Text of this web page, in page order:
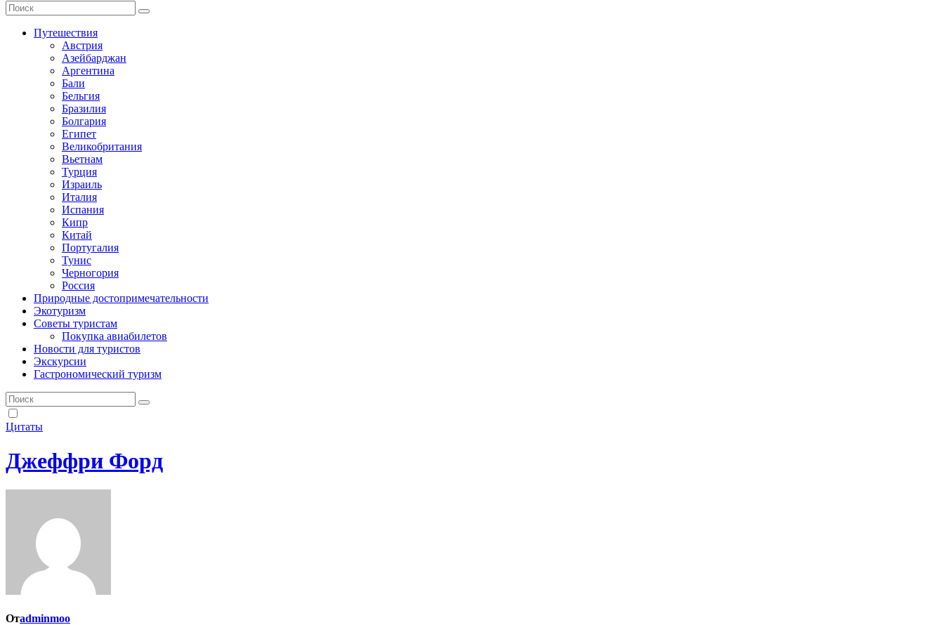
Путешествия
Австрия
Азейбарджан
Аргентина
Бали
Бельгия
Бразилия
Болгария
Египет
Великобритания
Вьетнам
Турция
Израиль
Италия
Испания
Кипр
Китай
Португалия
Тунис
Черногория
Россия
Природные достопримечательности
Экотуризм
Советы туристам
Покупка авиабилетов
Новости для туристов
Экскурсии
Гастрономический туризм
Цитаты
Джеффри Форд
Отadminmoo